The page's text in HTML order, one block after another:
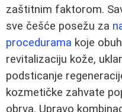
zaštitnim faktorom.
sve češće posežu za
procedurama koje
revitalizaciju kože,
podsticanje
kozmetičke zahvate
obrva. Upravo